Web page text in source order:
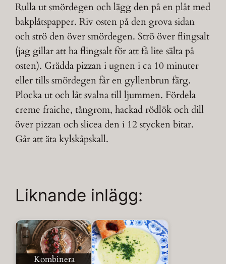
Rulla ut smördegen och lägg den på en plåt med
bakplåtspapper. Riv osten på den grova sidan
och strö den över smördegen. Strö över flingsalt
(jag gillar att ha flingsalt för att få lite sälta på
osten). Grädda pizzan i ugnen i ca 10 minuter
eller tills smördegen får en gyllenbrun färg.
Plocka ut och låt svalna till ljummen. Fördela
creme fraiche, tångrom, hackad rödlök och dill
över pizzan och slicea den i 12 stycken bitar.
Går att äta kylskåpskall.
Liknande inlägg:
Kombinera